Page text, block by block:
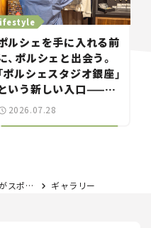
ルシェを手に入れる前
、ポルシェと出会う。
「ポルシェスタジオ銀座」
いう新しい入口——連
載｜CCGとクルマでどう
2026.07.28
た限定ウォッチも登場。 ギャラリー